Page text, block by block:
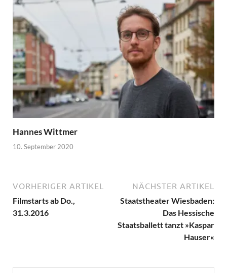
Hannes Wittmer
10. September 2020
VORHERIGER ARTIKEL
Filmstarts ab Do.,
31.3.2016
NÄCHSTER ARTIKEL
Staatstheater Wiesbaden:
Das Hessische
Staatsballett tanzt »Kaspar
Hauser«